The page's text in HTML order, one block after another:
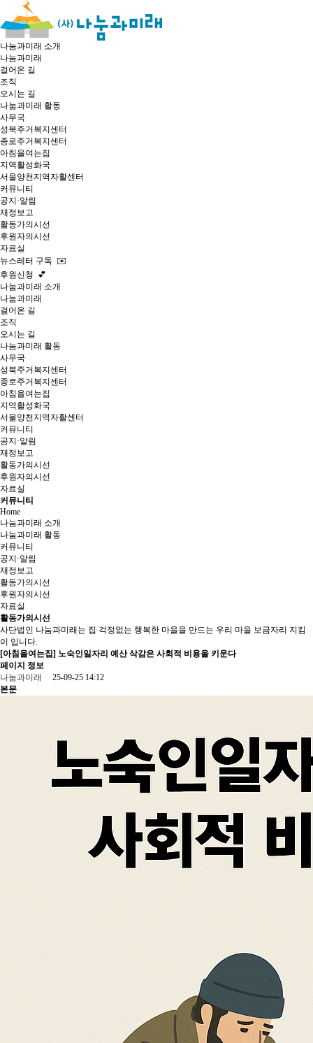
나눔과미래 소개
나눔과미래
걸어온 길
조직
오시는 길
나눔과미래 활동
사무국
성북주거복지센터
종로주거복지센터
아침을여는집
지역활성화국
서울양천지역자활센터
커뮤니티
공지·알림
재정보고
활동가의시선
후원자의시선
자료실
뉴스레터 구독 ✉️
후원신청 💕
나눔과미래 소개
나눔과미래
걸어온 길
조직
오시는 길
나눔과미래 활동
사무국
성북주거복지센터
종로주거복지센터
아침을여는집
지역활성화국
서울양천지역자활센터
커뮤니티
공지·알림
재정보고
활동가의시선
후원자의시선
자료실
커뮤니티
Home
나눔과미래 소개
나눔과미래 활동
커뮤니티
공지·알림
재정보고
활동가의시선
후원자의시선
자료실
활동가의시선
사단법인 나눔과미래는 집 걱정없는 행복한 마을을 만드는 우리 마을 보금자리 지킴
이 입니다.
[아침을여는집] 노숙인일자리 예산 삭감은 사회적 비용을 키운다
페이지 정보
나눔과미래
25-09-25 14:12
본문